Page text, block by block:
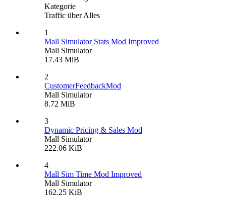
Kategorie
Traffic über Alles
1
Mall Simulator Stats Mod Improved
Mall Simulator
17.43 MiB
2
CustomerFeedbackMod
Mall Simulator
8.72 MiB
3
Dynamic Pricing & Sales Mod
Mall Simulator
222.06 KiB
4
Mall Sim Time Mod Improved
Mall Simulator
162.25 KiB